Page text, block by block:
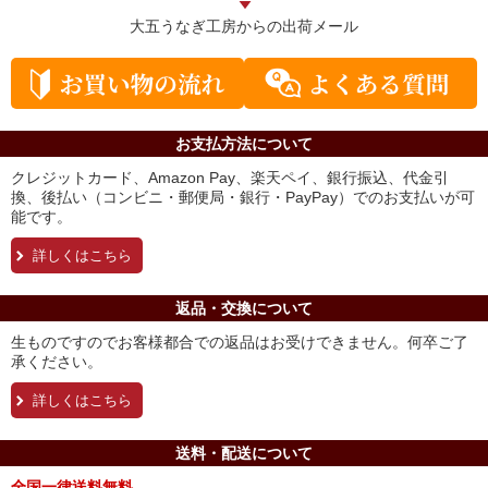
大五うなぎ工房からの出荷メール
お支払方法について
クレジットカード、Amazon Pay、楽天ペイ、銀行振込、代金引
換、後払い（コンビニ・郵便局・銀行・PayPay）でのお支払いが可
能です。
詳しくはこちら
返品・交換について
生ものですのでお客様都合での返品はお受けできません。何卒ご了
承ください。
詳しくはこちら
送料・配送について